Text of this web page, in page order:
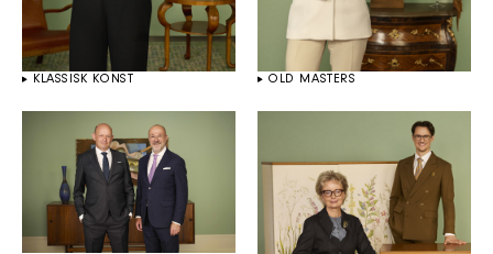
KLASSISK KONST OLD MASTERS